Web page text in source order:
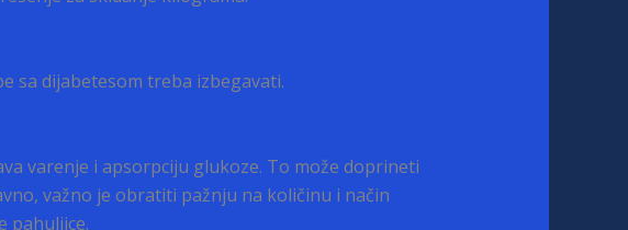
sa dijabetesom treba izbegavati.
varenje i apsorpciju glukoze. To može doprineti
važno je obratiti pažnju na količinu i način
pahuljice.